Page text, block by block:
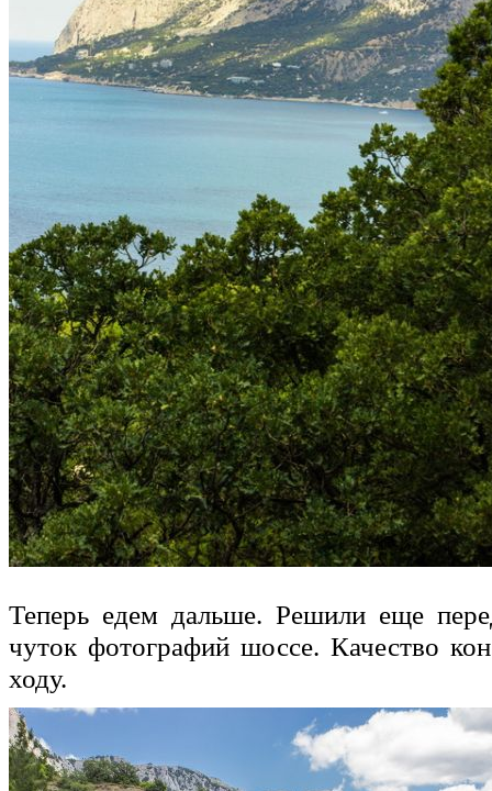
Теперь едем дальше. Решили еще
чуток фотографий шоссе. Качество
ходу.